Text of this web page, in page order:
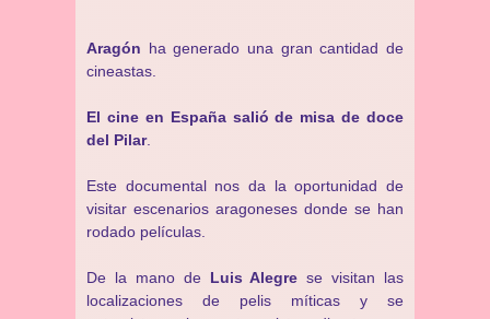
Aragón ha generado una gran cantidad de
cineastas.
El cine en España salió de misa de doce
del Pilar.
Este documental nos da la oportunidad de
visitar escenarios aragoneses donde se han
rodado películas.
De la mano de Luis Alegre se visitan las
localizaciones de pelis míticas y se